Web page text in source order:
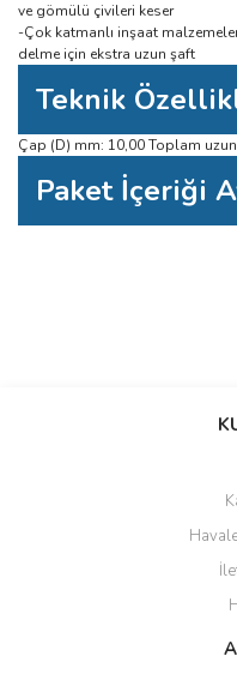
ve gömülü çivileri keser
-Çok katmanlı inşaat
delme için ekstra uzun şaft
Teknik
Çap (D) mm: 10,00 Toplam
Paket İçeriği
Görüş ve önerileriniz için
Ürün resmi kalitesiz, bozuk
Ürün açıklamasında eksik
Ürün bilgilerinde hatalar